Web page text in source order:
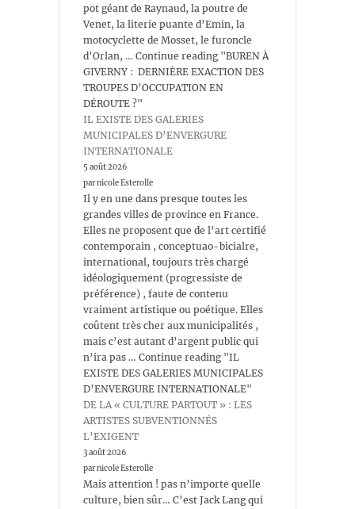
pot géant de Raynaud, la poutre de
Venet, la literie puante d’Emin, la
motocyclette de Mosset, le furoncle
d’Orlan, … Continue reading "BUREN À
GIVERNY : DERNIÈRE EXACTION DES
TROUPES D’OCCUPATION EN
DÉROUTE ?"
IL EXISTE DES GALERIES
MUNICIPALES D’ENVERGURE
INTERNATIONALE
5 août 2026
par nicole Esterolle
Il y en une dans presque toutes les
grandes villes de province en France.
Elles ne proposent que de l’art certifié
contemporain , conceptuao-bicialre,
international, toujours très chargé
idéologiquement (progressiste de
préférence) , faute de contenu
vraiment artistique ou poétique. Elles
coûtent très cher aux municipalités ,
mais c’est autant d’argent public qui
n’ira pas … Continue reading "IL
EXISTE DES GALERIES MUNICIPALES
D’ENVERGURE INTERNATIONALE"
DE LA « CULTURE PARTOUT » : LES
ARTISTES SUBVENTIONNÉS
L’EXIGENT
3 août 2026
par nicole Esterolle
Mais attention ! pas n’importe quelle
culture, bien sûr… C’est Jack Lang qui